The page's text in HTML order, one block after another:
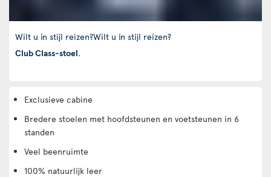
Wilt u in stijl reizen?Wilt u in stijl reizen?
Club Class-stoel.
Exclusieve cabine
Bredere stoelen met hoofdsteunen en voetsteunen in 6
standen
Veel beenruimte
100% natuurlijk leer